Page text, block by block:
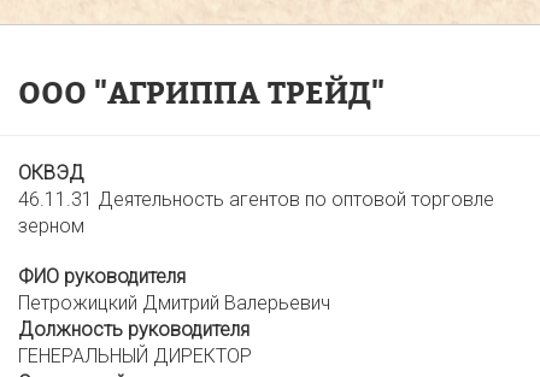
ООО "АГРИППА ТРЕЙД"
ОКВЭД
46.11.31 Деятельность агентов по оптовой торговле
зерном
ФИО руководителя
Петрожицкий Дмитрий Валерьевич
Должность руководителя
ГЕНЕРАЛЬНЫЙ ДИРЕКТОР